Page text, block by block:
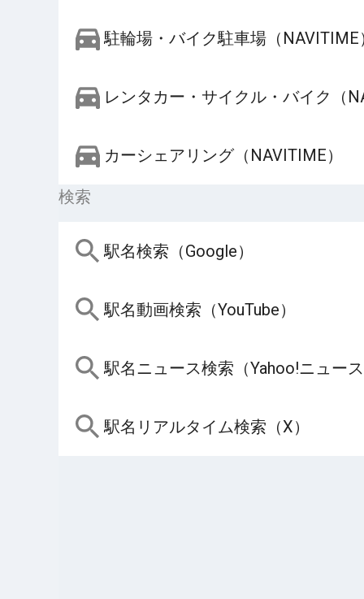
駐輪場・バイク駐車場（NAVITIME
レンタカー・サイクル・バイク（
カーシェアリング（NAVITIME）
検索
駅名検索（Google）
駅名動画検索（YouTube）
駅名ニュース検索（Yahoo!ニュー
駅名リアルタイム検索（X）